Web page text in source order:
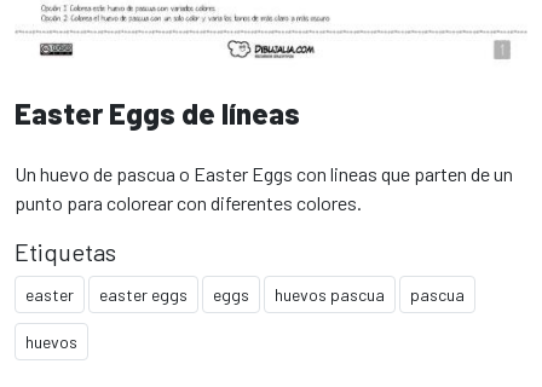
Easter Eggs de líneas
Un huevo de pascua o Easter Eggs con lineas que parten de un
punto para colorear con diferentes colores.
Etiquetas
easter easter eggs eggs huevos pascua pascua
huevos